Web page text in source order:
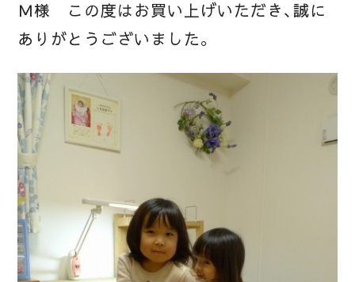
Ｍ様 この度はお買い上げいただき、誠に
ありがとうございました。